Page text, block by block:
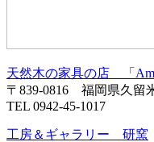
天然木の家具の店 「
〒839-0816 福岡県久留
TEL 0942-45-1017
工房＆ギャラリー 研窯